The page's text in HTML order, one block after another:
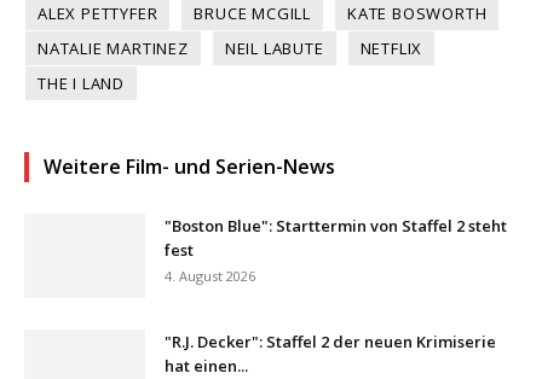
ALEX PETTYFER BRUCE MCGILL
KATE BOSWORTH
NATALIE MARTINEZ
NEIL LABUTE
NETFLIX
THE I LAND
Weitere Film- und Serien-News
"Boston Blue": Starttermin von Staffel 2 steht
fest
4. August 2026
"R.J. Decker": Staffel 2 der neuen Krimiserie
hat einen...